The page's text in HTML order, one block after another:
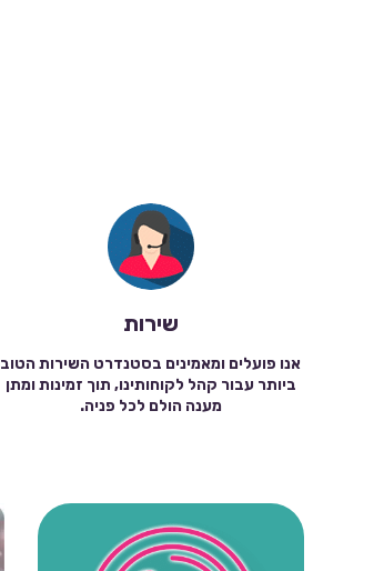
שירות
אנו פועלים ומאמינים בסטנדרט השירות הטוב
ביותר עבור קהל לקוחותינו, תוך זמינות ומתן
מענה הולם לכל פניה.